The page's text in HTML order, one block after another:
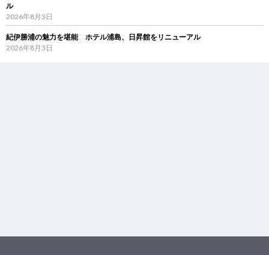
ル
2026年8月3日
紀伊勝浦の魅力を堪能 ホテル浦島、日昇館をリニューアル
2026年8月3日